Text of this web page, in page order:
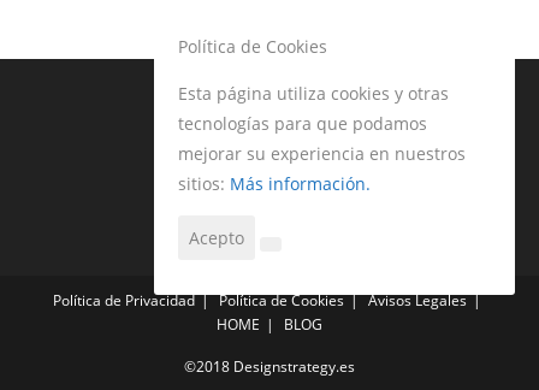
Política de Privacidad Política de Cookies
Avisos Legales
HOME
BLOG
©2018 Designstrategy.es
Política de Cookies
Esta página utiliza cookies y otras
tecnologías para que podamos
mejorar su experiencia en nuestros
sitios: Más información.
Acepto